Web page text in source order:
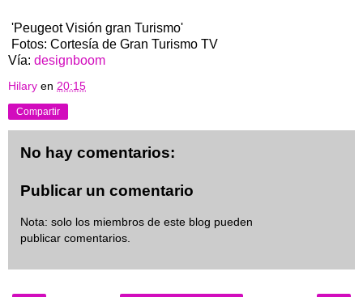
'Peugeot Visión gran Turismo'
Fotos: Cortesía de Gran Turismo TV
Vía: designboom
Hilary en 20:15
Compartir
No hay comentarios:
Publicar un comentario
Nota: solo los miembros de este blog pueden
publicar comentarios.